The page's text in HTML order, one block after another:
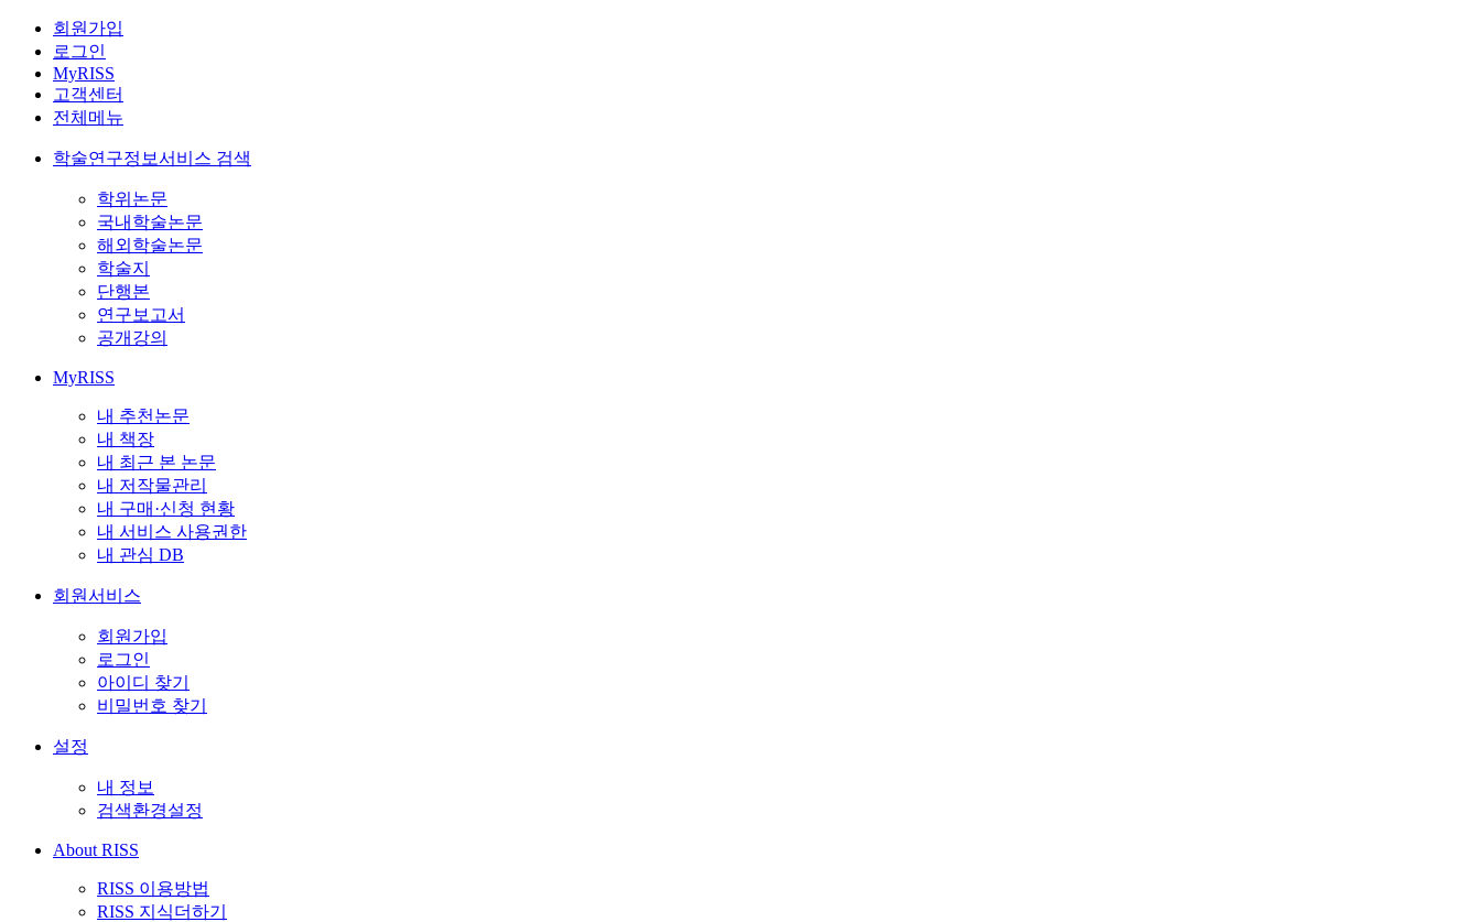
회원가입
로그인
MyRISS
고객센터
전체메뉴
학술연구정보서비스 검색
학위논문
국내학술논문
해외학술논문
학술지
단행본
연구보고서
공개강의
MyRISS
내 추천논문
내 책장
내 최근 본 논문
내 저작물관리
내 구매·신청 현황
내 서비스 사용권한
내 관심 DB
회원서비스
회원가입
로그인
아이디 찾기
비밀번호 찾기
설정
내 정보
검색환경설정
About RISS
RISS 이용방법
RISS 지식더하기